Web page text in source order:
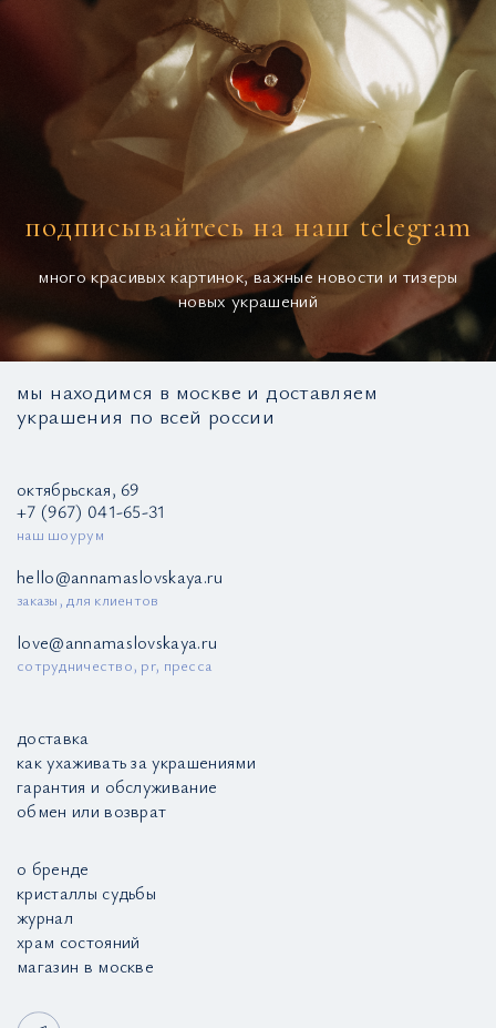
подписывайтесь на наш telegram
много красивых картинок, важные новости и тизеры
новых украшений
мы находимся в москве и доставляем
украшения по всей россии
октябрьская, 69
+7 (967) 041-65-31
наш шоурум
hello@annamaslovskaya.ru
заказы, для клиентов
love@annamaslovskaya.ru
сотрудничество, pr, пресса
доставка
как ухаживать за украшениями
гарантия и обслуживание
обмен или возврат
о бренде
кристаллы судьбы
журнал
храм состояний
магазин в москве